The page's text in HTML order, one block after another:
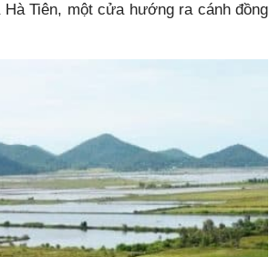
Tiên, một cửa hướng ra cánh đồng